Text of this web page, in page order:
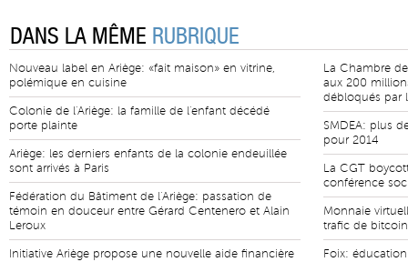
DANS LA MÊME RUBRIQUE
Nouveau label en Ariège: «fait maison» en vitrine,
polémique en cuisine
Colonie de l'Ariège: la famille de l'enfant décédé
porte plainte
Ariège: les derniers enfants de la colonie endeuillée
sont arrivés à Paris
Fédération du Bâtiment de l'Ariège: passation de
témoin en douceur entre Gérard Centenero et Alain
Leroux
Initiative Ariège propose une nouvelle aide financière
La Chambre
aux 200
débloqués par
SMDEA: plus
pour 2014
La CGT
conférence
Monnaie
trafic de bitcoin
Foix: